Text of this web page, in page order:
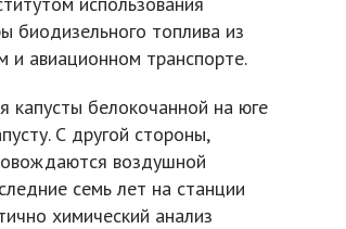
биодизельного топлива из
и авиационном транспорте.
капусты белокочанной на юге
С другой стороны,
воздушной
семь лет на станции
химический анализ